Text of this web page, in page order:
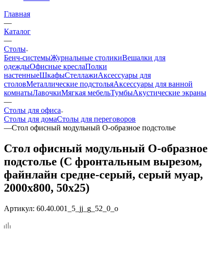
Главная
—
Каталог
—
Столы
Бенч-системыЖурнальные столикиВешалки для
одеждыОфисные креслаПолки
настенныеШкафыСтеллажиАксессуары для
столовМеталлические подстольяАксессуары для ванной
комнатыЛавочкиМягкая мебельТумбыАкустические экраны
—
Столы для офиса
Столы для домаСтолы для переговоров
—Стол офисный модульный О-образное подстолье
Стол офисный модульный О-образное
подстолье (С фронтальным вырезом,
файнлайн средне-серый, серый муар,
2000x800, 50x25)
Артикул: 60.40.001_5_jj_g_52_0_o